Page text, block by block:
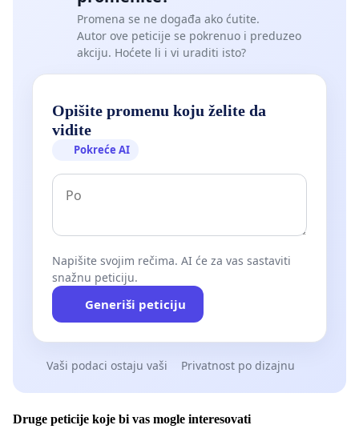
Promena se ne događa ako ćutite.
Autor ove peticije se pokrenuo i preduzeo
akciju. Hoćete li i vi uraditi isto?
Opišite promenu koju želite da
vidite
Pokreće AI
Napišite svojim rečima. AI će za vas sastaviti
snažnu peticiju.
Generiši peticiju
Vaši podaci ostaju vaši Privatnost po dizajnu
Druge peticije koje bi vas mogle interesovati